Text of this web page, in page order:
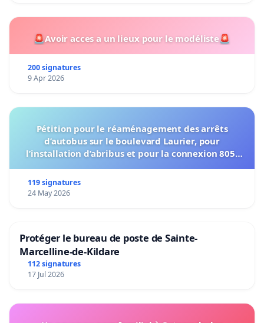
🚨Avoir acces a un lieux pour le modéliste🚨
200 signatures
9 Apr 2026
Pétition pour le réaménagement des arrêts
d’autobus sur le boulevard Laurier, pour
l’installation d’abribus et pour la connexion 805-
119 signatures
24 May 2026
Protéger le bureau de poste de Sainte-
Marcelline-de-Kildare
112 signatures
17 Jul 2026